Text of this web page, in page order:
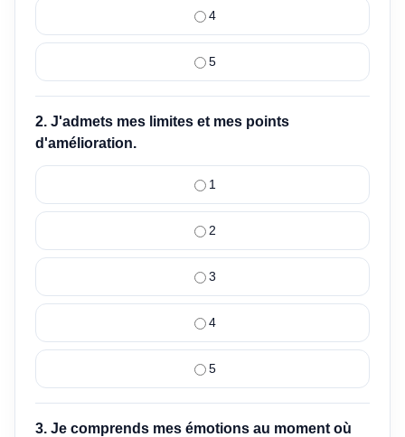
4
5
2. J'admets mes limites et mes points
d'amélioration.
1
2
3
4
5
3. Je comprends mes émotions au moment où